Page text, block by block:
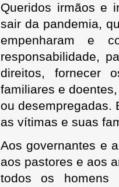
Queridos irmãos e
sair da pandemia,
empenharam e
responsabilidade,
direitos, fornecer
familiares e
ou desempregadas.
as vítimas e suas
Aos governantes e
aos pastores e aos
todos os homens